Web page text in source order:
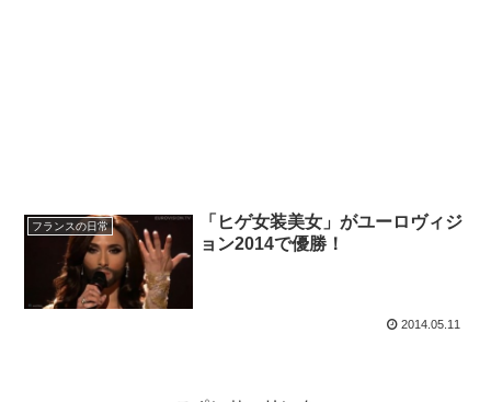
フランスの日常
「ヒゲ女装美女」がユーロヴィジ
ョン2014で優勝！
2014.05.11